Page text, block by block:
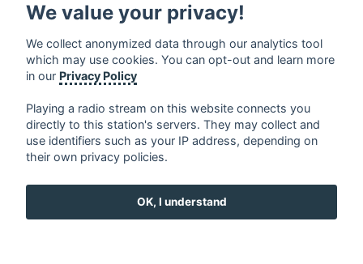
MUSIC
français ⋅ english ⋅ deutsch
ελληνικά
⋅ norsk ⋅ suomi
We value your privacy!
We collect anonymized data through our analytics tool
which may use cookies. You can opt-out and learn more
in our Privacy Policy
Playing a radio stream on this website connects you
directly to this station's servers. They may collect and
use identifiers such as your IP address, depending on
their own privacy policies.
OK, I understand